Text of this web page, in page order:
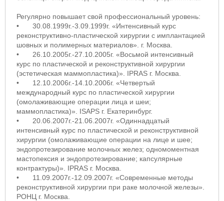
Регулярно повышает свой профессиональный уровень:
•
30.08.1999г.-3.09.1999г. «Интенсивный курс
реконструктивно-пластической хирургии с имплантацией
шовных и полимерных материалов». г. Москва.
•
26.10.2005г.-27.10.2005г. «Восьмой интенсивный
курс по пластической и реконструктивной хирургии
(эстетическая маммопластика)». IPRAS г. Москва.
•
12.10.2006г.-14.10.2006г. «Четвертый
международный курс по пластической хирургии
(омолаживающие операции лица и шеи;
маммопластика)». ISAPS г. Екатеринбург.
•
20.06.2007г.-21.06.2007г. «Одиннадцатый
интенсивный курс по пластической и реконструктивной
хирургии (омолаживающие операции на лице и шее;
эндопротезирование молочных желез; одномоментная
мастопексия и эндопротезирование; капсулярные
контрактуры)». IPRAS г. Москва.
•
11.09.2007г.-12.09.2007г. «Современные методы
реконструктивной хирургии при раке молочной железы».
РОНЦ г. Москва.